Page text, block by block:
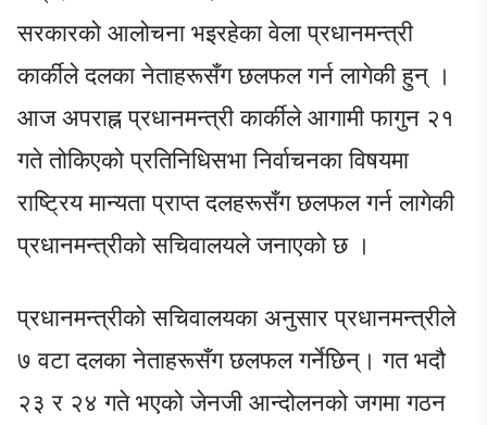
सरकारको आलोचना भइरहेका वेला प्रधानमन्त्री
कार्कीले दलका नेताहरूसँग छलफल गर्न लागेकी हुन् ।
आज अपराह्न प्रधानमन्त्री कार्कीले आगामी फागुन २१
गते तोकिएको प्रतिनिधिसभा निर्वाचनका विषयमा
राष्ट्रिय मान्यता प्राप्त दलहरूसँग छलफल गर्न लागेकी
प्रधानमन्त्रीको सचिवालयले जनाएको छ ।
प्रधानमन्त्रीको सचिवालयका अनुसार प्रधानमन्त्रीले
७ वटा दलका नेताहरूसँग छलफल गर्नेछिन्। गत भदौ
२३ र २४ गते भएको जेनजी आन्दोलनको जगमा गठन